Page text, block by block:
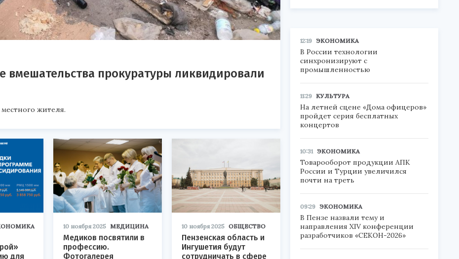
вмешательства прокуратуры ликвидировали
жителя.
для
10 ноября 2025 МЕДИЦИНА
Медиков посвятили в
профессию.
Фотогалерея
10 ноября 2025 ОБЩЕСТВО
Пензенская область и
Ингушетия будут
сотрудничать в сфере
12:19 ЭКОНОМИКА
В России технологии
синхронизируют с
промышленностью
11:29 КУЛЬТУРА
На летней сцене «Дома офицеров»
пройдет серия бесплатных
концертов
10:31 ЭКОНОМИКА
Товарооборот продукции АПК
России и Турции увеличился
почти на треть
09:29 ЭКОНОМИКА
В Пензе назвали тему и
направления XIV конференции
разработчиков «СЕКОН-2026»